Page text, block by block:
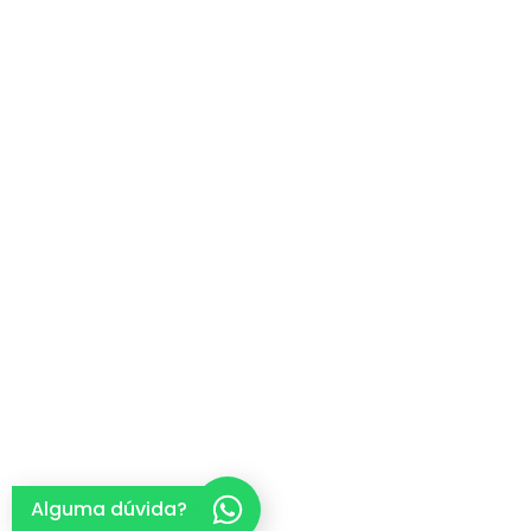
Alguma dúvida?